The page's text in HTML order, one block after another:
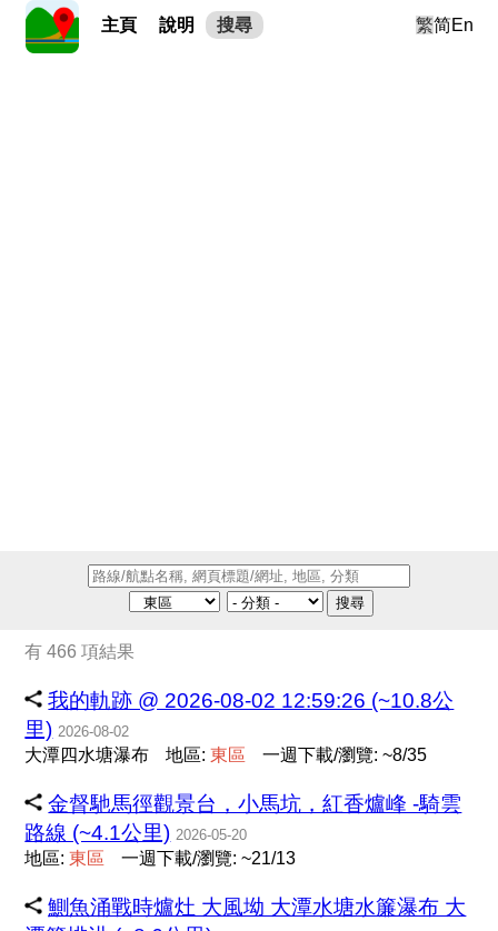
主頁 說明 搜尋 繁简En
搜尋
有 466 項結果
我的軌跡 @ 2026-08-02 12:59:26 (~10.8公
里) 2026-08-02
大潭四水塘瀑布 地區:東區 一週下載/瀏覽: ~8/35
金督馳馬徑觀景台，小馬坑，紅香爐峰 -騎雲
路線 (~4.1公里) 2026-05-20
地區:東區 一週下載/瀏覽: ~21/13
鰂魚涌戰時爐灶 大風坳 大潭水塘水簾瀑布 大